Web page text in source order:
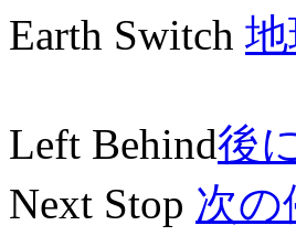
Earth Switch
Left Behind後
Next Stop 次の